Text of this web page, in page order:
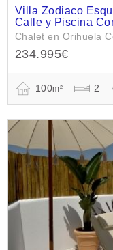
Villa Zodiaco
Calle y Piscina
Chalet en Orihuela
234.995€
100m² 2